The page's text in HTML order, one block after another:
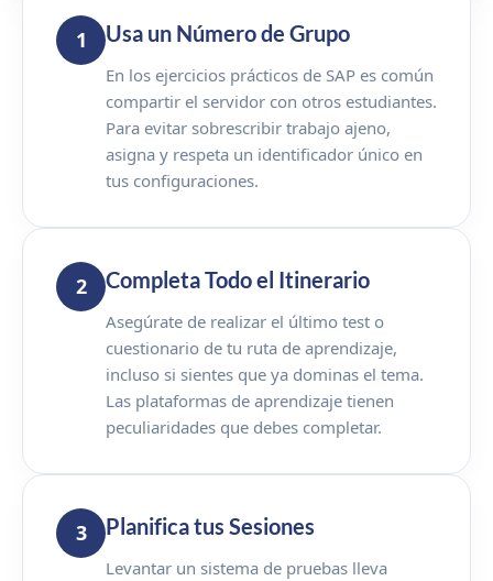
1 Usa un Número de Grupo
En los ejercicios prácticos de SAP es común
compartir el servidor con otros estudiantes.
Para evitar sobrescribir trabajo ajeno,
asigna y respeta un identificador único en
tus configuraciones.
2 Completa Todo el Itinerario
Asegúrate de realizar el último test o
cuestionario de tu ruta de aprendizaje,
incluso si sientes que ya dominas el tema.
Las plataformas de aprendizaje tienen
peculiaridades que debes completar.
3 Planifica tus Sesiones
Levantar un sistema de pruebas lleva